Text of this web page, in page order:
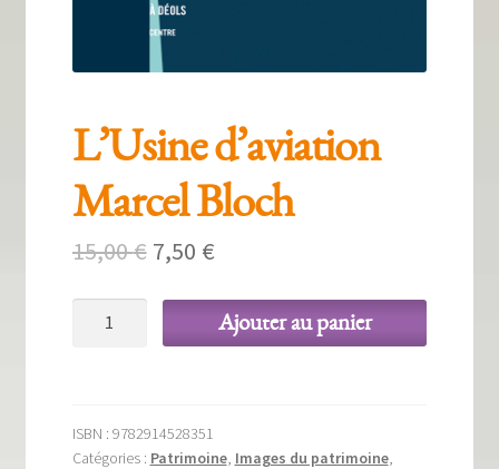
L’Usine d’aviation
Marcel Bloch
15,00€ Le
7,50 €Le
actuel
Bloch
Ajouter au panier
ISBN : 9782914528351
Catégories : Patrimoine, Images du patrimoine,